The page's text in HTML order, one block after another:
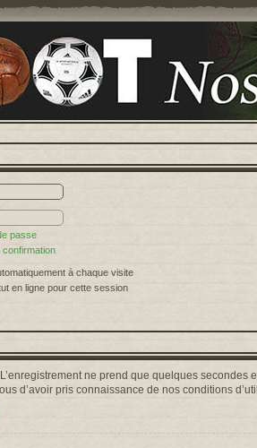
passe
confirmation
à chaque visite
en ligne pour cette session
ne prend que quelques
d’avoir pris connaissance de nos conditions